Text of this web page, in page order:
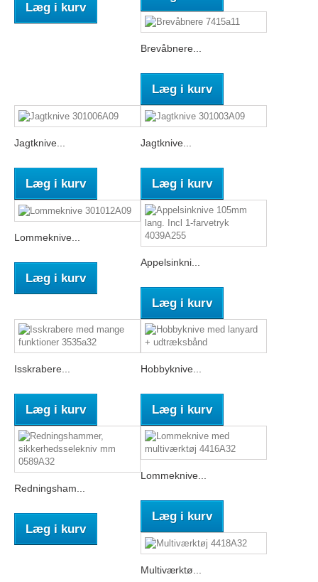
Læg i kurv
Brevåbnere...
Læg i kurv
Jagtknive...
Læg i kurv
Jagtknive...
Læg i kurv
Lommeknive...
Læg i kurv
Appelsinkni...
Læg i kurv
Isskrabere...
Læg i kurv
Hobbyknive...
Læg i kurv
Redningsham...
Læg i kurv
Lommeknive...
Læg i kurv
Multiværktø...